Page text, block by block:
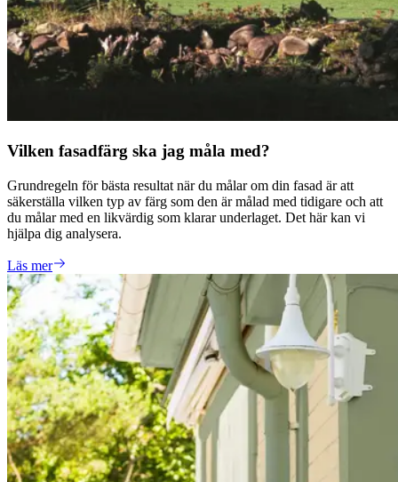
Vilken fasadfärg ska jag måla med?
Grundregeln för bästa resultat när du målar om din fasad är att
säkerställa vilken typ av färg som den är målad med tidigare och att
du målar med en likvärdig som klarar underlaget. Det här kan vi
hjälpa dig analysera.
Läs mer